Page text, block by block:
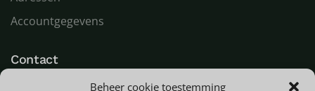
Beheer cookie toestemming
Accountgegevens
Contact